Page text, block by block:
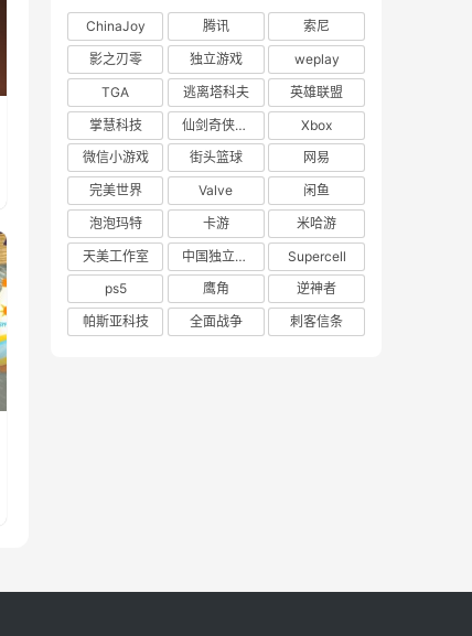
ChinaJoy 腾讯
索尼
影之刃零
独立游戏
weplay
TGA
逃离塔科夫
英雄联盟
掌慧科技
仙剑奇侠传四
Xbox
微信小游戏
街头篮球
网易
完美世界
Valve
闲鱼
泡泡玛特
卡游
米哈游
天美工作室
中国独立游戏联盟
Supercell
ps5
鹰角
逆神者
帕斯亚科技
全面战争 刺客信条